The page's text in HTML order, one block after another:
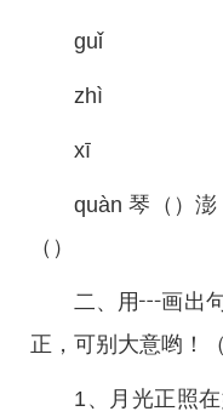
guǐ
zhì
xī
quàn 琴（）
（）
二、用┅画出
正，可别大意哟！（
1、月光正照